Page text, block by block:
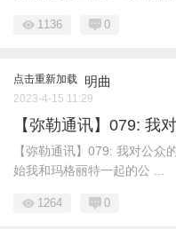
1136 0
点击重新加载 明曲
2023-4-15 11:29
【弥勒通讯】079: 我
【弥勒通讯】079: 我对公
始我和玛格丽特一起的公 ...
1264 0